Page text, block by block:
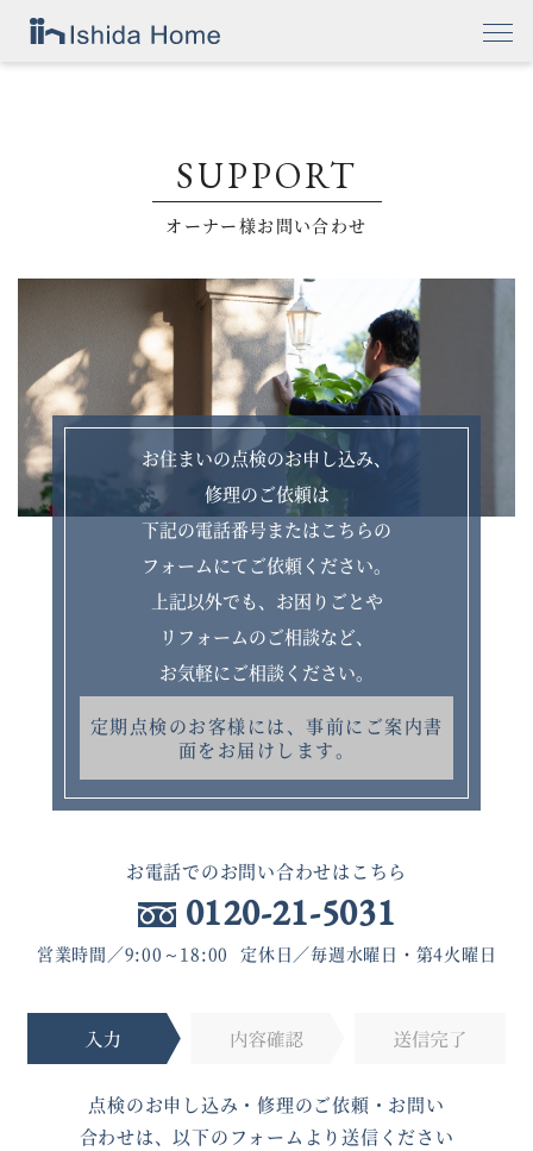
SUPPORT
オーナー様お問い合わせ
お住まいの点検のお申し込み、
修理のご依頼は
下記の電話番号またはこちらの
フォームにてご依頼ください。
上記以外でも、お困りごとや
リフォームのご相談など、
お気軽にご相談ください。
定期点検のお客様には、事前にご案内書
面をお届けします。
お電話でのお問い合わせはこちら
0120-21-5031
営業時間 9:00～18:00 定休日 毎週水曜日・第4火曜日
点検のお申し込み・修理のご依頼・お問い
合わせは、以下のフォームより送信ください